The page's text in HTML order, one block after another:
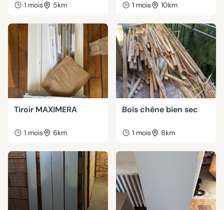
1 mois 5km 1 mois 10km
Tiroir MAXIMERA
1 mois 6km
Bois chêne bien sec
1 mois 8km